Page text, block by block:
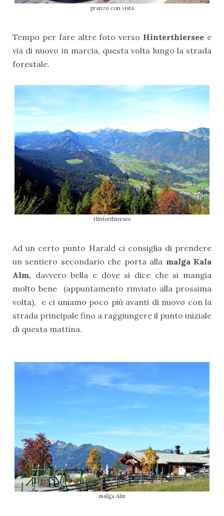
pranzo con vista
Tempo per fare altre foto verso Hinterthiersee e
via di nuovo in marcia, questa volta lungo la strada
forestale.
Hinterthiersee
Ad un certo punto Harald ci consiglia di prendere
un sentiero secondario che porta alla malga Kala
Alm, davvero bella e dove si dice che si mangia
molto bene (appuntamento rinviato alla prossima
volta), e ci uniamo poco più avanti di nuovo con la
strada principale fino a raggiungere il punto iniziale
di questa mattina.
malga Alm